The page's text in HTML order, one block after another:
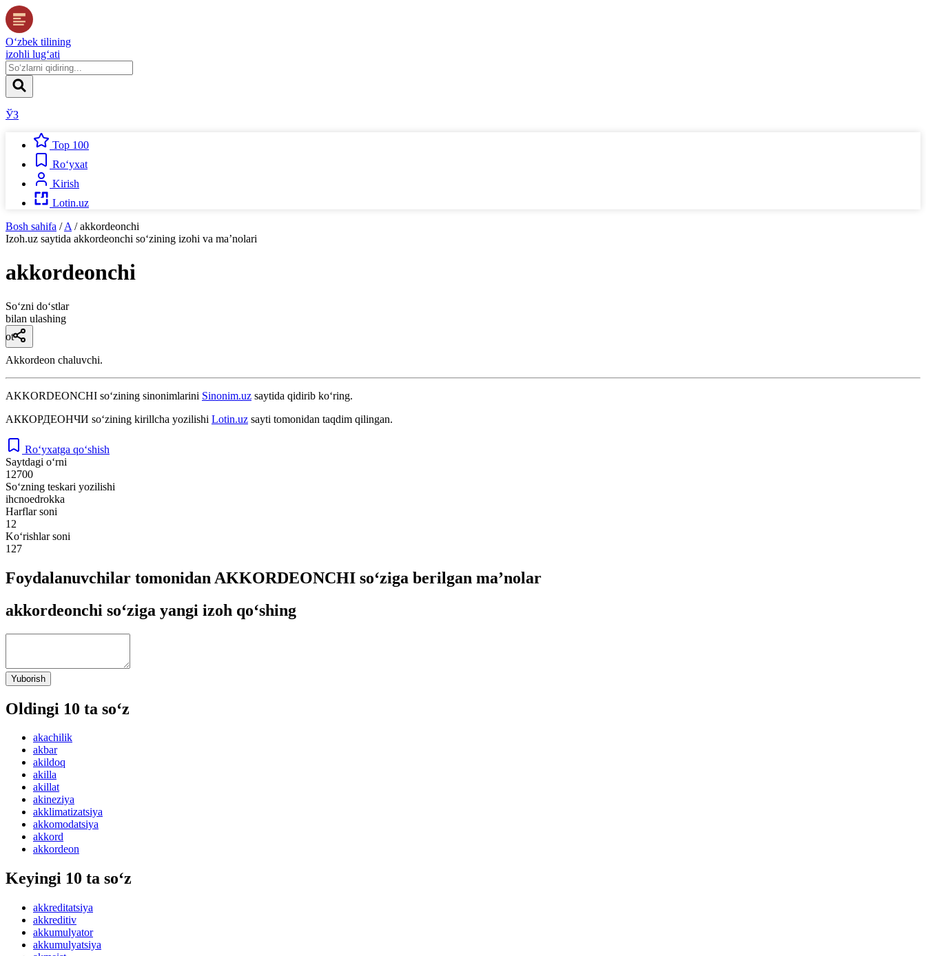
O‘zbek tilining
izohli lug‘ati
ЎЗ
Top 100
Ro‘yxat
Kirish
Lotin.uz
Bosh sahifa / A / akkordeonchi
Izoh.uz saytida akkordeonchi so‘zining izohi va ma’nolari
akkordeonchi
So‘zni do‘stlar
bilan ulashing
ot
Akkordeon chaluvchi.
AKKORDEONCHI so‘zining sinonimlarini Sinonim.uz saytida qidirib ko‘ring.
АККОРДЕОНЧИ so‘zining kirillcha yozilishi Lotin.uz sayti tomonidan taqdim qilingan.
Ro‘yxatga qo‘shish
Saytdagi o‘rni
12700
So‘zning teskari yozilishi
ihcnoedrokka
Harflar soni
12
Ko‘rishlar soni
127
Foydalanuvchilar tomonidan AKKORDEONCHI so‘ziga berilgan ma’nolar
akkordeonchi so‘ziga yangi izoh qo‘shing
Yuborish
Oldingi 10 ta so‘z
akachilik
akbar
akildoq
akilla
akillat
akineziya
akklimatizatsiya
akkomodatsiya
akkord
akkordeon
Keyingi 10 ta so‘z
akkreditatsiya
akkreditiv
akkumulyator
akkumulyatsiya